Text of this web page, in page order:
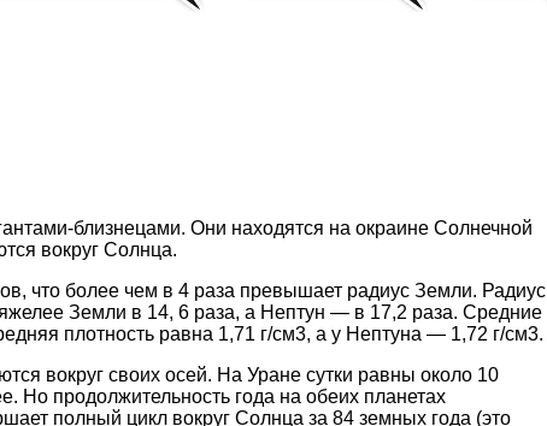
близнецами. Они находятся на окраине Солнечной
вокруг Солнца.
что более чем в 4 раза превышает радиус Земли. Радиус
Земли в 14, 6 раза, а Нептун — в 17,2 раза. Средние
плотность равна 1,71 г/см3, а у Нептуна — 1,72 г/см3.
вокруг своих осей. На Уране сутки равны около 10
Но продолжительность года на обеих планетах
полный цикл вокруг Солнца за 84 земных года (это